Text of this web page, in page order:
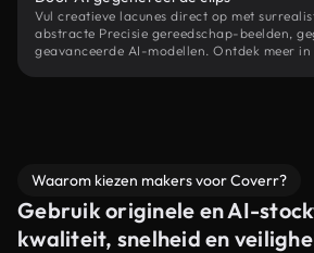
Vul creatieve lacunes direct op met
abstracte Precisie gereedschap-beelden,
geavanceerde AI-modellen. Ontdek meer in
Waarom kiezen makers voor Coverr?
Gebruik originele en AI-
kwaliteit, snelheid en